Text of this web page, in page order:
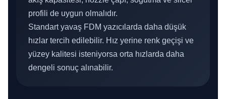
profili de uygun olmalıdır.
Standart yavaş FDM yazıcılarda daha düşük
hızlar tercih edilebilir. Hız yerine renk geçişi ve
yüzey kalitesi isteniyorsa orta hızlarda daha
dengeli sonuç alınabilir.